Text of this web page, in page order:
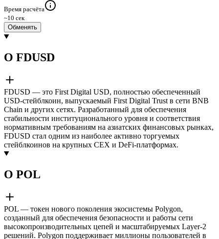
Время расчёта
~10 сек
Обменять
О FDUSD
FDUSD — это First Digital USD, полностью обеспеченный
USD-стейблкоин, выпускаемый First Digital Trust в сети BNB
Chain и других сетях. Разработанный для обеспечения
стабильности институционального уровня и соответствия
нормативным требованиям на азиатских финансовых рынках,
FDUSD стал одним из наиболее активно торгуемых
стейблкоинов на крупных CEX и DeFi-платформах.
О POL
POL — токен нового поколения экосистемы Polygon,
созданный для обеспечения безопасности и работы сети
высокопроизводительных цепей и масштабируемых Layer-2
решений. Polygon поддерживает миллионы пользователей в